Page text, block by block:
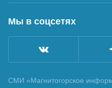
Мы в соцсетях
СМИ «Магнитогорское